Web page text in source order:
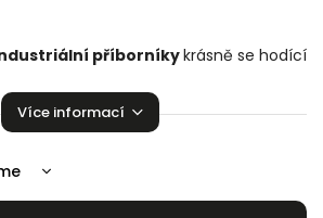
příborníkykrásně se hodící
pozvednou úroveň vaší
Více informací